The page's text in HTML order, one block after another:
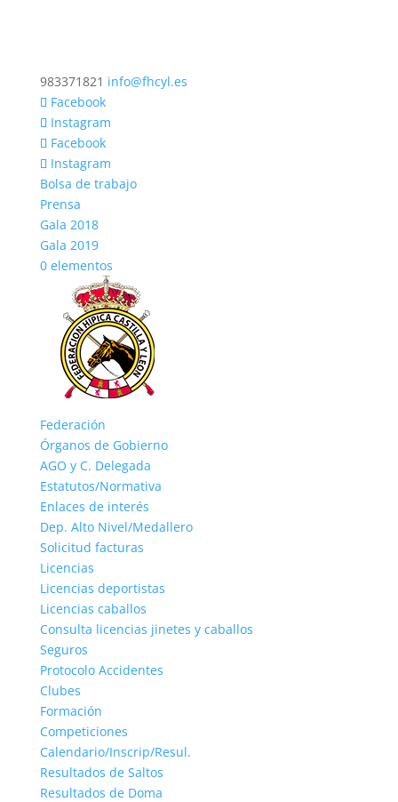
983371821 info@fhcyl.es
Facebook
Instagram
Facebook
Instagram
Bolsa de trabajo
Prensa
Gala 2018
Gala 2019
0 elementos
Federación
Órganos de Gobierno
AGO y C. Delegada
Estatutos/Normativa
Enlaces de interés
Dep. Alto Nivel/Medallero
Solicitud facturas
Licencias
Licencias deportistas
Licencias caballos
Consulta licencias jinetes y caballos
Seguros
Protocolo Accidentes
Clubes
Formación
Competiciones
Calendario/Inscrip/Resul.
Resultados de Saltos
Resultados de Doma